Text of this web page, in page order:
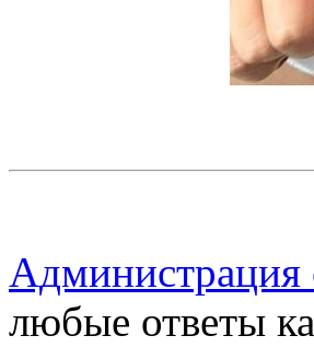
Администрация
любые ответы